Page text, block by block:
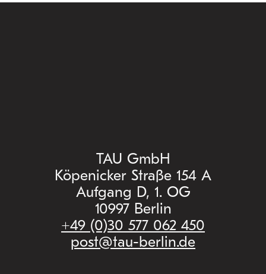
TAU GmbH
Köpenicker Straße 154 A
Aufgang D, 1. OG
10997 Berlin
+49 (0)30 577 062 450
post@tau-berlin.de